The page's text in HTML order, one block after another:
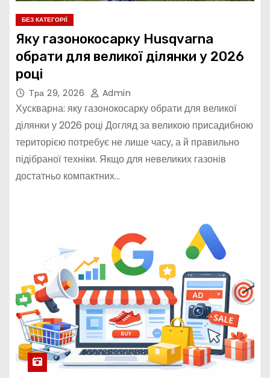
БЕЗ КАТЕГОРІЇ
Яку газонокосарку Husqvarna
обрати для великої ділянки у 2026
році
Тра 29, 2026 Admin
Хускварна: яку газонокосарку обрати для великої
ділянки у 2026 році Догляд за великою присадибною
територією потребує не лише часу, а й правильно
підібраної техніки. Якщо для невеликих газонів
достатньо компактних…